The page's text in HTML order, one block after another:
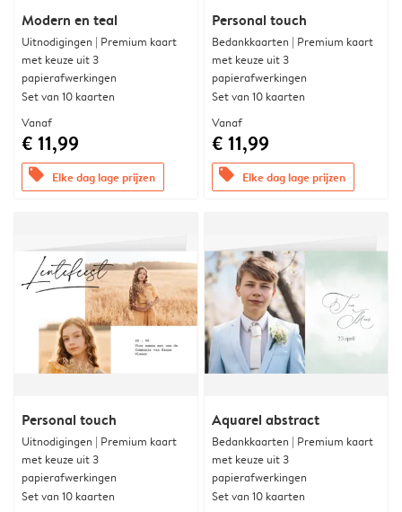
Modern en teal
Uitnodigingen | Premium kaart
met keuze uit 3
papierafwerkingen
Set van 10 kaarten
Vanaf
€ 11,99
offers Elke dag lage prijzen
Personal touch
Bedankkaarten | Premium kaart
met keuze uit 3
papierafwerkingen
Set van 10 kaarten
Vanaf
€ 11,99
offers Elke dag lage prijzen
Personal touch
Uitnodigingen | Premium kaart
met keuze uit 3
papierafwerkingen
Set van 10 kaarten
Aquarel abstract
Bedankkaarten | Premium kaart
met keuze uit 3
papierafwerkingen
Set van 10 kaarten